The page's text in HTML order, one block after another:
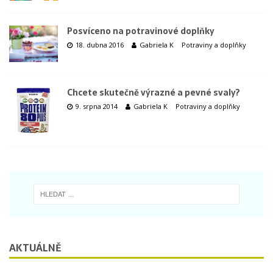
Posvíceno na potravinové doplňky
18. dubna 2016 Gabriela K Potraviny a doplňky
Chcete skutečně výrazné a pevné svaly?
9. srpna 2014 Gabriela K Potraviny a doplňky
AKTUÁLNĚ